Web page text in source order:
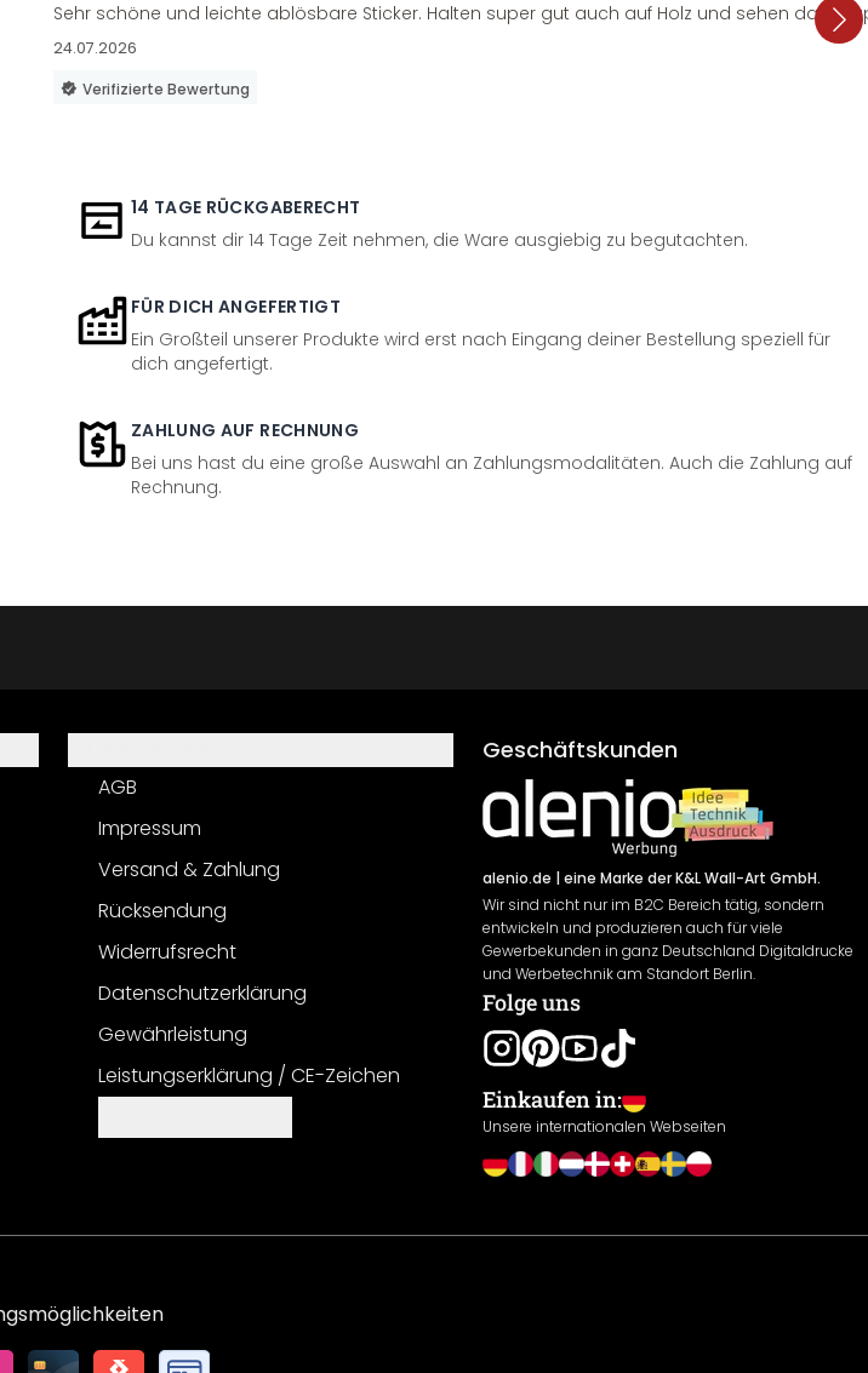
Sehr schöne und leichte ablösbare Sticker. Halten super gut auch auf Holz und sehen dazu
24.07.2026
Verifizierte Bewertung
14 TAGE RÜCKGABERECHT
Du kannst dir 14 Tage Zeit nehmen, die Ware ausgiebig zu begutachten.
FÜR DICH ANGEFERTIGT
Ein Großteil unserer Produkte wird erst nach Eingang deiner Bestellung speziell für
dich angefertigt.
ZAHLUNG AUF RECHNUNG
Bei uns hast du eine große Auswahl an Zahlungsmodalitäten. Auch die Zahlung auf
Rechnung.
AGB
Impressum
Versand & Zahlung
Rücksendung
Widerrufsrecht
Datenschutzerklärung
Gewährleistung
Leistungserklärung / CE-Zeichen
Geschäftskunden
alenio.de | eine Marke der K&L Wall-Art GmbH.
Wir sind nicht nur im B2C Bereich tätig, sondern
entwickeln und produzieren auch für viele
Gewerbekunden in ganz Deutschland Digitaldrucke
und Werbetechnik am Standort Berlin.
Folge uns
Einkaufen in:
Unsere internationalen Webseiten